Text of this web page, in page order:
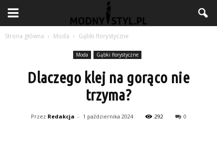
Strona główna Moda Gąbki florystyczne
Moda Gąbki florystyczne
Dlaczego klej na gorąco nie
trzyma?
Przez Redakcja - 1 października 2024 292 0